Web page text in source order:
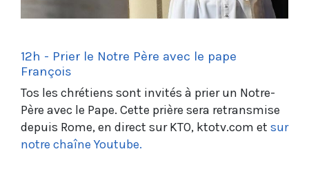
12h - Prier le Notre Père avec le pape
François
Tos les chrétiens sont invités à prier un Notre-
Père avec le Pape. Cette prière sera retransmise
depuis Rome, en direct sur KTO, ktotv.com et sur
notre chaîne Youtube.